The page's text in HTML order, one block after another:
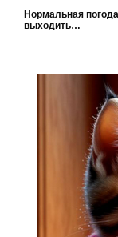
Нормальная
выходить…